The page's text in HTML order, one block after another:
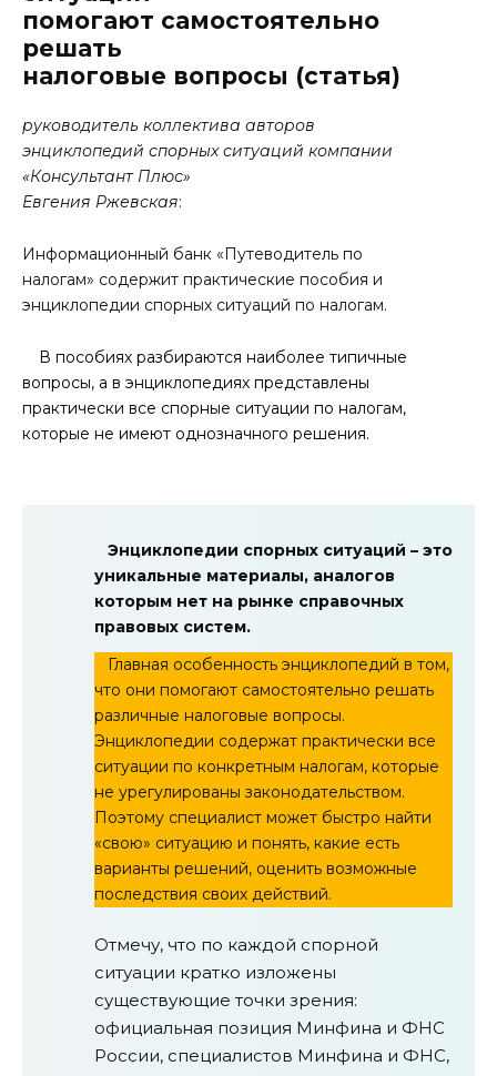
помогают самостоятельно
решать
налоговые вопросы (статья)
руководитель коллектива авторов
энциклопедий спорных ситуаций компании
«Консультант Плюс»
Евгения Ржевская:
Информационный банк «Путеводитель по
налогам» содержит практические пособия и
энциклопедии спорных ситуаций по налогам.
В пособиях разбираются наиболее типичные
вопросы, а в энциклопедиях представлены
практически все спорные ситуации по налогам,
которые не имеют однозначного решения.
Энциклопедии спорных ситуаций – это
уникальные материалы, аналогов
которым нет на рынке справочных
правовых систем.
Главная особенность энциклопедий в том,
что они помогают самостоятельно решать
различные налоговые вопросы.
Энциклопедии содержат практически все
ситуации по конкретным налогам, которые
не урегулированы законодательством.
Поэтому специалист может быстро найти
«свою» ситуацию и понять, какие есть
варианты решений, оценить возможные
последствия своих действий.
Отмечу, что по каждой спорной
ситуации кратко изложены
существующие точки зрения:
официальная позиция Минфина и ФНС
России, специалистов Минфина и ФНС,